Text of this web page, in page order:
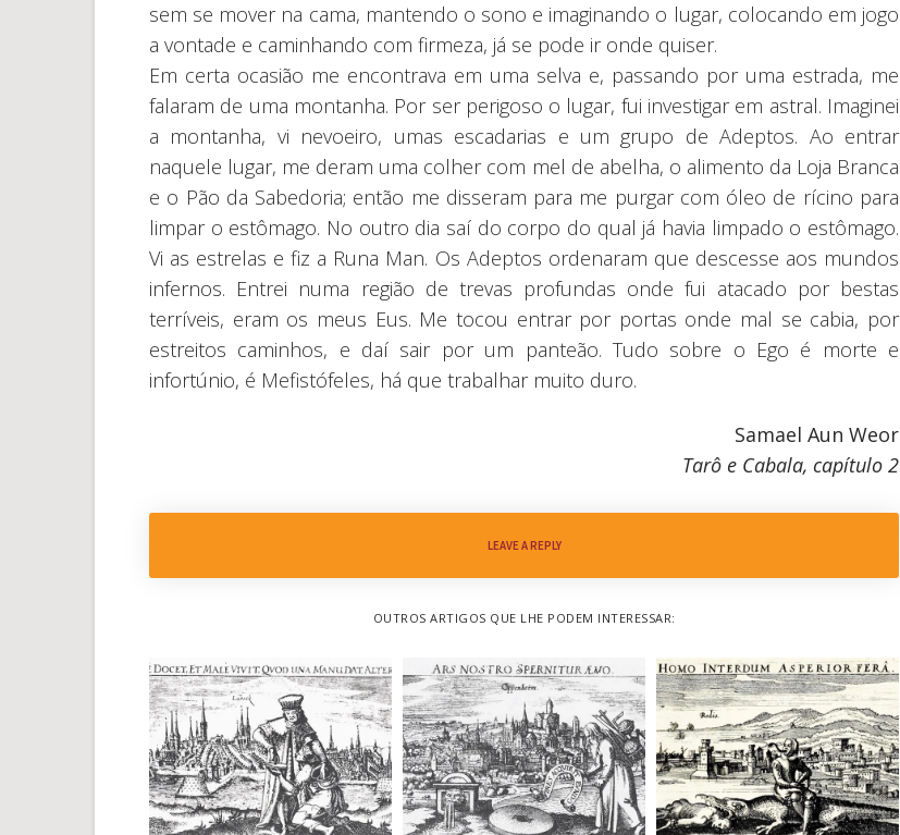
sem se mover na cama, mantendo o sono e imaginando o lugar, colocando em jogo
a vontade e caminhando com firmeza, já se pode ir onde quiser.
Em certa ocasião me encontrava em uma selva e, passando por uma estrada, me
falaram de uma montanha. Por ser perigoso o lugar, fui investigar em astral. Imaginei
a montanha, vi nevoeiro, umas escadarias e um grupo de Adeptos. Ao entrar
naquele lugar, me deram uma colher com mel de abelha, o alimento da Loja Branca
e o Pão da Sabedoria; então me disseram para me purgar com óleo de rícino para
limpar o estômago. No outro dia saí do corpo do qual já havia limpado o estômago.
Vi as estrelas e fiz a Runa Man. Os Adeptos ordenaram que descesse aos mundos
infernos. Entrei numa região de trevas profundas onde fui atacado por bestas
terríveis, eram os meus Eus. Me tocou entrar por portas onde mal se cabia, por
estreitos caminhos, e daí sair por um panteão. Tudo sobre o Ego é morte e
infortúnio, é Mefistófeles, há que trabalhar muito duro.
Samael Aun Weor
Tarô e Cabala, capítulo 2
LEAVE A REPLY
OUTROS ARTIGOS QUE LHE PODEM INTERESSAR: